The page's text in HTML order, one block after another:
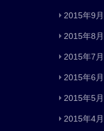
2015年9月
2015年8月
2015年7月
2015年6月
2015年5月
2015年4月